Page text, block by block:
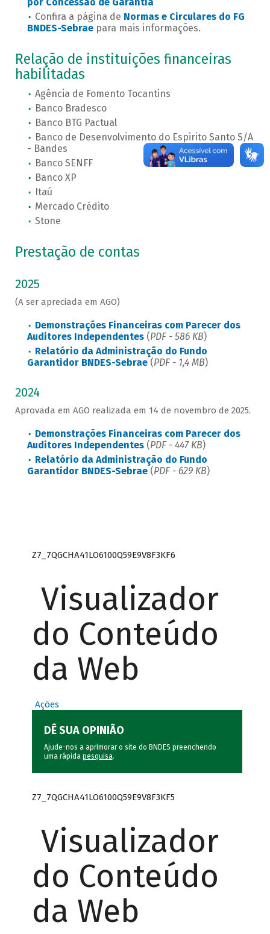
por Concessão de Garantia
Confira a página de Normas e Circulares do FG
BNDES-Sebraepara mais informações.
Relação de instituições financeiras
habilitadas
Agência de Fomento Tocantins
Banco Bradesco
Banco BTG Pactual
Banco de Desenvolvimento do Espirito Santo S/A
- Bandes
Banco SENFF
Banco XP
Itaú
Mercado Crédito
Stone
Prestação de contas
2025
(A ser apreciada em AGO)
Demonstrações Financeiras com Parecer dos
Auditores Independentes(PDF - 586 KB)
Relatório da Administração do Fundo
Garantidor BNDES-Sebrae(PDF - 1,4 MB)
2024
Aprovada em AGO realizada em 14 de novembro de 2025.
Demonstrações Financeiras com Parecer dos
Auditores Independentes(PDF - 447 KB)
Relatório da Administração do Fundo
Garantidor BNDES-Sebrae(PDF - 629 KB)
Z7_7QGCHA41LO6100Q59E9V8F3KF6
Visualizador
do Conteúdo
da Web
Ações
DÊ SUA OPINIÃO
Ajude-nos a aprimorar o site do BNDES preenchendo
uma rápida pesquisa.
Z7_7QGCHA41LO6100Q59E9V8F3KF5
Visualizador
do Conteúdo
da Web